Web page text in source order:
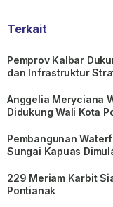
Terkait
Pemprov Kalbar
dan Infrastruktur
Anggelia Meryciana
Didukung Wali Kota
Pembangunan
Sungai Kapuas
229 Meriam Karbit
Pontianak